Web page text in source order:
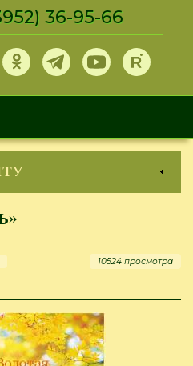
36-95-66
10524 просмотра